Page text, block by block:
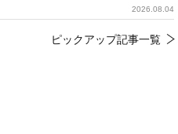
2026.08.04
ピックアップ記事一覧